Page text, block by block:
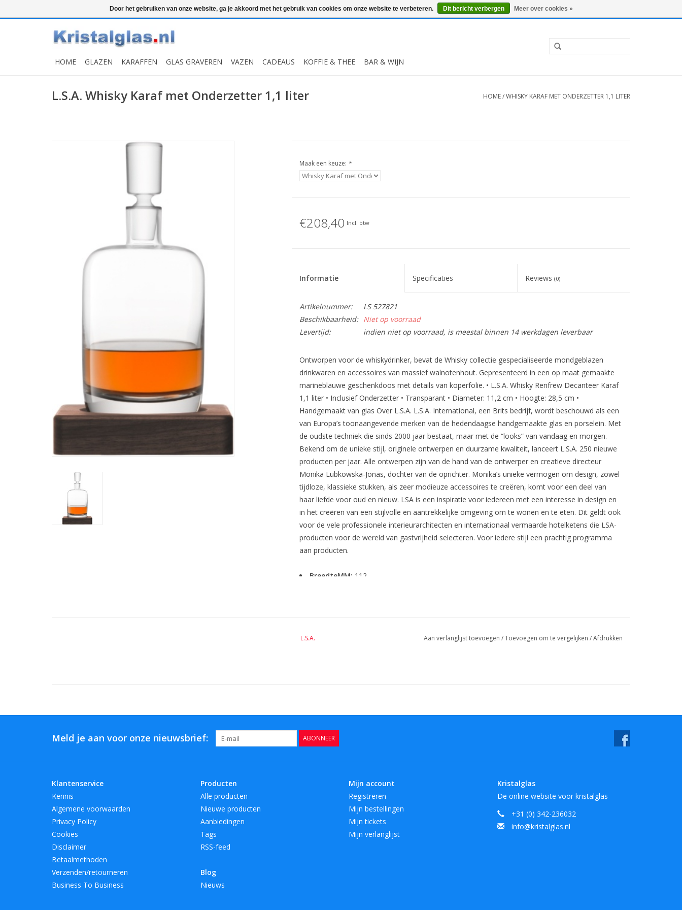
Snelle levering Graveren 0 Artikelen - €0,00 Mijn account / Registreren
HOME GLAZEN KARAFFEN GLAS GRAVEREN VAZEN CADEAUS KOFFIE & THEE BAR & WIJN
L.S.A. Whisky Karaf met Onderzetter 1,1 liter HOME/WHISKY KARAF MET ONDERZETTER 1,1 LITER
Maak een keuze: *
€208,40 Incl. btw
Informatie Specificaties Reviews(0)
Artikelnummer:
LS 527821
Beschikbaarheid:
Niet op voorraad
Levertijd:
indien niet op voorraad, is meestal binnen 14 werkdagen leverbaar
Ontworpen voor de whiskydrinker, bevat de Whisky collectie gespecialiseerde mondgeblazen
drinkwaren en accessoires van massief walnotenhout. Gepresenteerd in een op maat gemaakte
marineblauwe geschenkdoos met details van koperfolie. • L.S.A. Whisky Renfrew Decanteer Karaf
1,1 liter • Inclusief Onderzetter • Transparant • Diameter: 11,2 cm • Hoogte: 28,5 cm •
Handgemaakt van glas Over L.S.A. L.S.A. International, een Brits bedrijf, wordt beschouwd als een
van Europa’s toonaangevende merken van de hedendaagse handgemaakte glas en porselein. Met
de oudste techniek die sinds 2000 jaar bestaat, maar met de “looks” van vandaag en morgen.
Bekend om de unieke stijl, originele ontwerpen en duurzame kwaliteit, lanceert L.S.A. 250 nieuwe
producten per jaar. Alle ontwerpen zijn van de hand van de ontwerper en creatieve directeur
Monika Lubkowska-Jonas, dochter van de oprichter. Monika’s unieke vermogen om design, zowel
tijdloze, klassieke stukken, als zeer modieuze accessoires te creëren, komt voor een deel van
haar liefde voor oud en nieuw. LSA is een inspiratie voor iedereen met een interesse in design en
in het creëren van een stijlvolle en aantrekkelijke omgeving om te wonen en te eten. Dit geldt ook
voor de vele professionele interieurarchitecten en internationaal vermaarde hotelketens die LSA-
producten voor de wereld van gastvrijheid selecteren. Voor iedere stijl een prachtig programma
aan producten.
BreedteMM: 112
L.S.A. Aan verlanglijst toevoegen /Toevoegen om te vergelijken /Afdrukken
Meld je aan voor onze nieuwsbrief: ABONNEER
Klantenservice
Kennis
Algemene voorwaarden
Privacy Policy
Cookies
Disclaimer
Betaalmethoden
Verzenden/retourneren
Business To Business
Producten
Alle producten
Nieuwe producten
Aanbiedingen
Tags
RSS-feed
Blog
Nieuws
Mijn account
Registreren
Mijn bestellingen
Mijn tickets
Mijn verlanglijst
Kristalglas
De online website voor kristalglas
+31 (0) 342-236032
info@kristalglas.nl
Door het gebruiken van onze website, ga je akkoord met het gebruik van cookies om onze website te verbeteren. Dit bericht verbergen Meer over cookies »